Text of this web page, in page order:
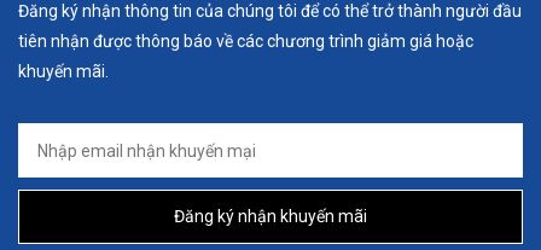
Đăng ký nhận thông tin của chúng tôi để có thể trở thành người đầu
tiên nhận được thông báo về các chương trình giảm giá hoặc
khuyến mãi.
Đăng ký nhận khuyến mãi